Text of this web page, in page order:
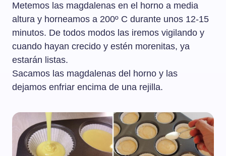
Metemos las magdalenas en el horno a media
altura y horneamos a 200º C durante unos 12-15
minutos. De todos modos las iremos vigilando y
cuando hayan crecido y estén morenitas, ya
estarán listas.
Sacamos las magdalenas del horno y las
dejamos enfriar encima de una rejilla.